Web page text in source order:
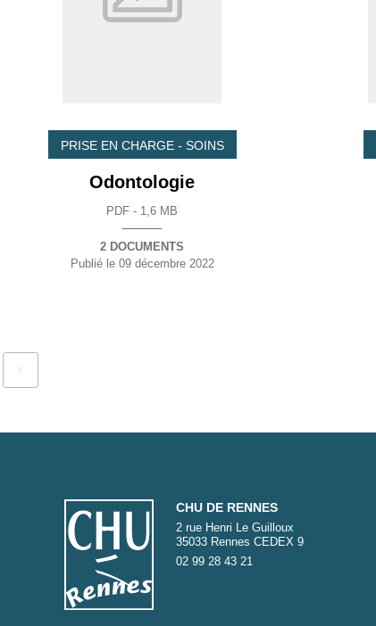
PRISE EN CHARGE - SOINS
Odontologie
PDF - 1,6 MB
2 DOCUMENTS
Publié le09 décembre 2022
CHU DE RENNES
2 rue Henri Le Guilloux
35033 Rennes CEDEX 9
02 99 28 43 21